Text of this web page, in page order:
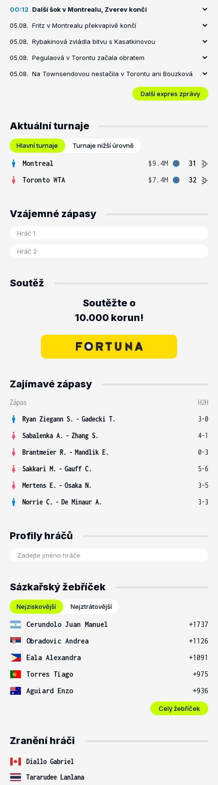
00:12 Další šok v Montrealu, Zverev končí
05.08. Fritz v Montrealu překvapivě končí
05.08. Rybakinová zvládla bitvu s Kasatkinovou
05.08. Pegulaová v Torontu začala obratem
05.08. Na Townsendovou nestačila v Torontu ani Bouzková
Další expres zprávy
Aktuální turnaje
Hlavní turnaje Turnaje nižší úrovně
Montreal $9.4M
31
Toronto WTA
$7.4M 32
Vzájemné zápasy
Soutěž
Soutěžte o
10.000 korun!
Zajímavé zápasy
Zápas
H2H
Ryan Ziegann S. - Gadecki T.
3-0
Sabalenka A. - Zhang S.
4-1
Brantmeier R. - Mandlik E.
0-3
Sakkari M. - Gauff C.
5-6
Mertens E. - Osaka N.
3-5
Norrie C. - De Minaur A. 3-3
Profily hráčů
Sázkařský žebříček
Nejziskovější Nejztrátovější
Cerundolo Juan Manuel
+1737
Obradovic Andrea
+1126
Eala Alexandra
+1091
Torres Tiago
+975
Aguiard Enzo
+936
Celý žebříček
Zranění hráči
Diallo Gabriel
Tararudee Lanlana